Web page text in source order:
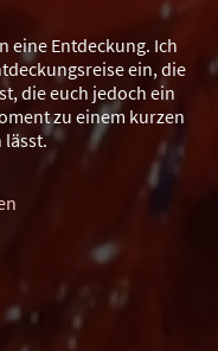
eine Entdeckung. Ich
ein, die
die euch jedoch ein
zu einem kurzen
lässt.